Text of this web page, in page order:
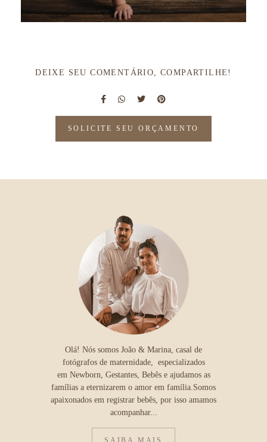
DEIXE SEU COMENTÁRIO, COMPARTILHE!
SOLICITE SEU ORÇAMENTO
Olá! Nós somos João & Marina, casal de
fotógrafos de maternidade, especializados
em Newborn, Gestantes, Bebês e ajudamos as
famílias a eternizarem o amor em família.Somos
apaixonados em registrar bebês, por isso amamos
acompanhar...